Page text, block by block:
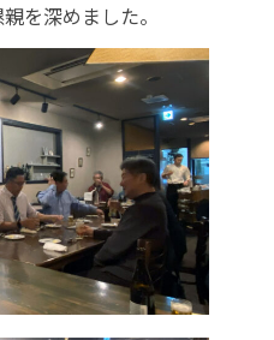
を深めました。